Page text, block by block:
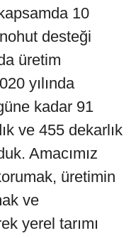
10
desteği
üretim
yılında
kadar 91
ve 455 dekarlık
Amacımız
üretimin
ve
yerel tarımı